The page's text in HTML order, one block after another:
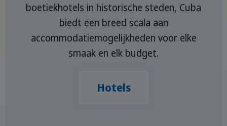
boetiekhotels in historische steden, Cuba
biedt een breed scala aan
accommodatiemogelijkheden voor elke
smaak en elk budget.
Hotels